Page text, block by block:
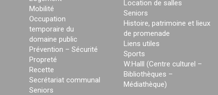
Mobilité
Occupation
temporaire du
domaine public
Prévention – Sécurité
Propreté
Recette
Secrétariat communal
Seniors
Location de salles
Seniors
Histoire, patrimoine et lieux
de promenade
Liens utiles
Sports
W:Halll (Centre culturel –
Bibliothèques –
Médiathèque)